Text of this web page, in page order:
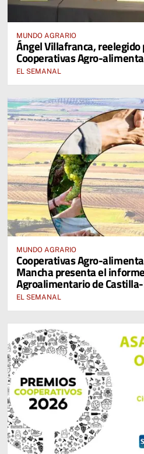
MUNDO AGRARIO
Ángel Villafranca,
Cooperativas Agro-
EL SEMANAL
MUNDO AGRARIO
Cooperativas Agro-
Mancha presenta el
Agroalimentario de
EL SEMANAL